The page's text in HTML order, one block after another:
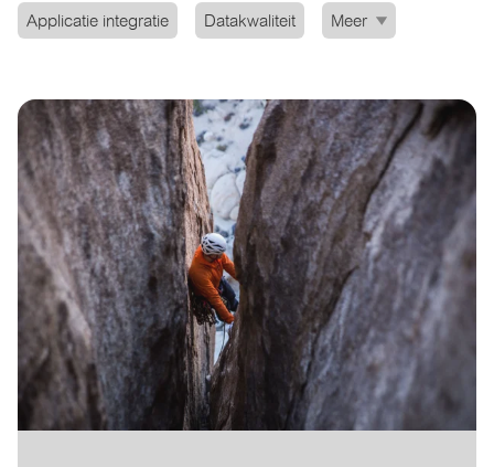
Applicatie integratie Datakwaliteit Meer